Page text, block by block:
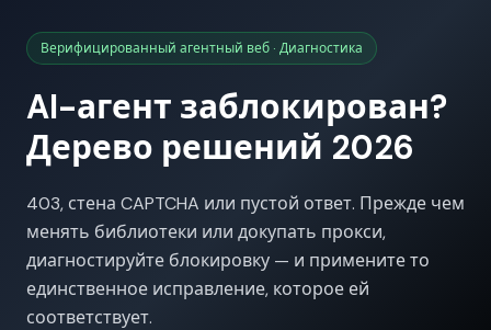
Верифицированный агентный веб · Диагностика
AI-агент заблокирован?
Дерево решений 2026
403, стена CAPTCHA или пустой ответ. Прежде чем
менять библиотеки или докупать прокси,
диагностируйте блокировку — и примените то
единственное исправление, которое ей
соответствует.